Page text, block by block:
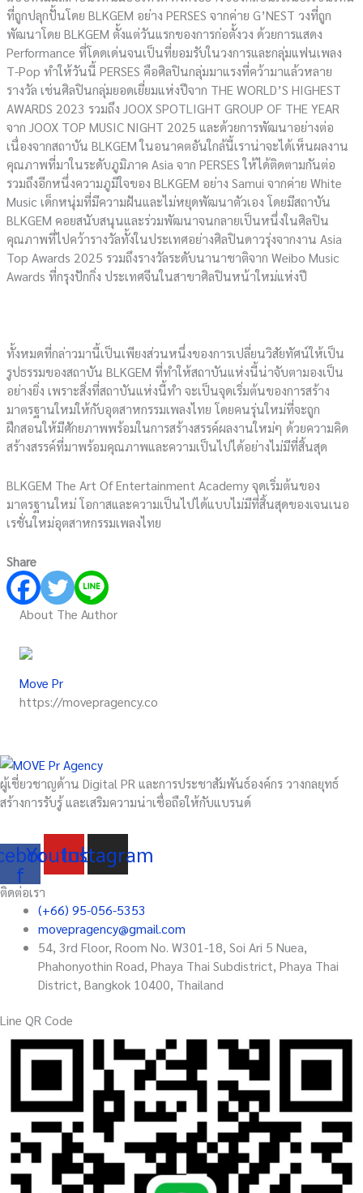
ที่ถูกปลุกปั้นโดย BLKGEM อย่าง PERSES จากค่าย G’NEST วงที่ถูก
พัฒนาโดย BLKGEM ตั้งแต่วันแรกของการก่อตั้งวง ด้วยการแสดง
Performance ที่โดดเด่นจนเป็นที่ยอมรับในวงการและกลุ่มแฟนเพลง
T-Pop ทำให้วันนี้ PERSES คือศิลปินกลุ่มมาแรงที่คว้ามาแล้วหลาย
รางวัล เช่นศิลปินกลุ่มยอดเยี่ยมแห่งปีจาก THE WORLD’S HIGHEST
AWARDS 2023 รวมถึง JOOX SPOTLIGHT GROUP OF THE YEAR
จาก JOOX TOP MUSIC NIGHT 2025 และด้วยการพัฒนาอย่างต่อ
เนื่องจากสถาบัน BLKGEM ในอนาคตอันใกล้นี้เราน่าจะได้เห็นผลงาน
คุณภาพที่มาในระดับภูมิภาค Asia จาก PERSES ให้ได้ติดตามกันต่อ
รวมถึงอีกหนึ่งความภูมิใจของ BLKGEM อย่าง Samui จากค่าย White
Music เด็กหนุ่มที่มีความฝันและไม่หยุดพัฒนาตัวเอง โดยมีสถาบัน
BLKGEM คอยสนับสนุนและร่วมพัฒนาจนกลายเป็นหนึ่งในศิลปิน
คุณภาพที่ไปคว้ารางวัลทั้งในประเทศอย่างศิลปินดาวรุ่งจากงาน Asia
Top Awards 2025 รวมถึงรางวัลระดับนานาชาติจาก Weibo Music
Awards ที่กรุงปักกิ่ง ประเทศจีนในสาขาศิลปินหน้าใหม่แห่งปี
ทั้งหมดที่กล่าวมานี้เป็นเพียงส่วนหนึ่งของการเปลี่ยนวิสัยทัศน์ให้เป็น
รูปธรรมของสถาบัน BLKGEM ที่ทำให้สถาบันแห่งนี้น่าจับตามองเป็น
อย่างยิ่ง เพราะสิ่งที่สถาบันแห่งนี้ทำ จะเป็นจุดเริ่มต้นของการสร้าง
มาตรฐานใหม่ให้กับอุตสาหกรรมเพลงไทย โดยคนรุ่นใหม่ที่จะถูก
ฝึกสอนให้มีศักยภาพพร้อมในการสร้างสรรค์ผลงานใหม่ๆ ด้วยความคิด
สร้างสรรค์ที่มาพร้อมคุณภาพและความเป็นไปได้อย่างไม่มีที่สิ้นสุด
BLKGEM The Art Of Entertainment Academy จุดเริ่มต้นของ
มาตรฐานใหม่ โอกาสและความเป็นไปได้แบบไม่มีที่สิ้นสุดของเจนเนอ
เรชั่นใหม่อุตสาหกรรมเพลงไทย
Share
About The Author
Move Pr
https://movepragency.co
ผู้เชี่ยวชาญด้าน Digital PR และการประชาสัมพันธ์องค์กร วางกลยุทธ์
สร้างการรับรู้ และเสริมความน่าเชื่อถือให้กับแบรนด์
f
Youtube
Instagram
ติดต่อเรา
(+66) 95-056-5353
movepragency@gmail.com
54, 3rd Floor, Room No. W301-18, Soi Ari 5 Nuea,
Phahonyothin Road, Phaya Thai Subdistrict, Phaya Thai
District, Bangkok 10400, Thailand
Line QR Code